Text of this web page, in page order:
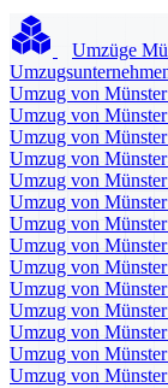
Umzüge
Umzug von
Umzug von
Umzug von
Umzug von
Umzug von
Umzug von
Umzug von
Umzug von
Umzug von
Umzug von Münster
Umzug von
Umzug von
Umzug von
Umzug von